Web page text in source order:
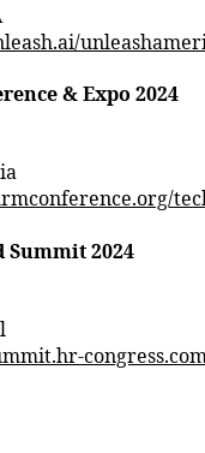
& Expo 2024
Summit 2024